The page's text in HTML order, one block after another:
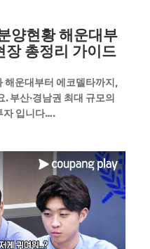
양현황 해운대부
장 총정리 가이드
운대부터 에코델타까지,
부산·경남권 최대 규모의
자 입니다….